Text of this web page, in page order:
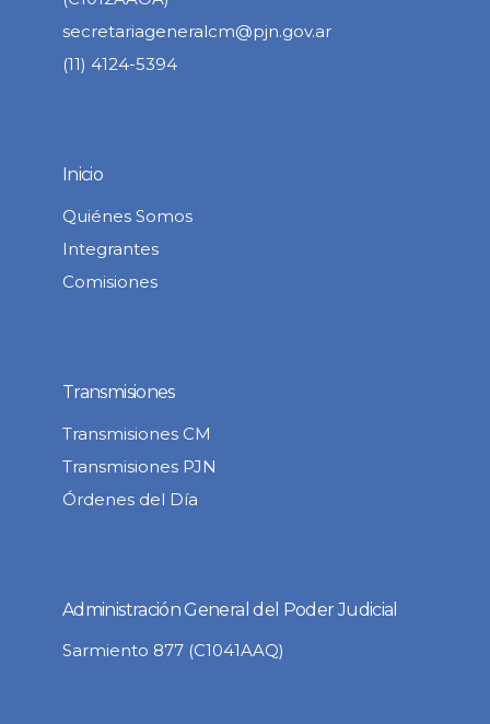
secretariageneralcm@pjn.gov.ar
(11) 4124-5394
Inicio
Quiénes Somos
Integrantes
Comisiones
Transmisiones
Transmisiones CM
Transmisiones PJN
Órdenes del Día
Administración General del Poder Judicial
Sarmiento 877 (C1041AAQ)